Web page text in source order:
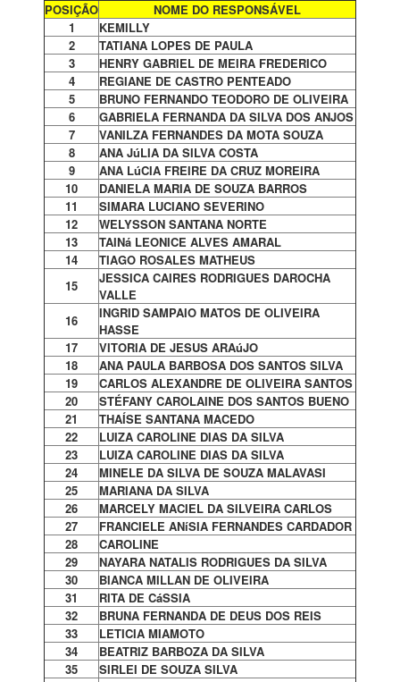
POSIÇÃO
NOME DO RESPONSÁVEL
1
KEMILLY
2
TATIANA LOPES DE PAULA
3
HENRY GABRIEL DE MEIRA FREDERICO
4
REGIANE DE CASTRO PENTEADO
5
BRUNO FERNANDO TEODORO DE OLIVEIRA
6
GABRIELA FERNANDA DA SILVA DOS ANJOS
7
VANILZA FERNANDES DA MOTA SOUZA
8
ANA JúLIA DA SILVA COSTA
9
ANA LúCIA FREIRE DA CRUZ MOREIRA
10
DANIELA MARIA DE SOUZA BARROS
11
SIMARA LUCIANO SEVERINO
12
WELYSSON SANTANA NORTE
13
TAINá LEONICE ALVES AMARAL
14
TIAGO ROSALES MATHEUS
15
JESSICA CAIRES RODRIGUES DAROCHA
VALLE
16
INGRID SAMPAIO MATOS DE OLIVEIRA
HASSE
17
VITORIA DE JESUS ARAúJO
18
ANA PAULA BARBOSA DOS SANTOS SILVA
19
CARLOS ALEXANDRE DE OLIVEIRA SANTOS
20
STÉFANY CAROLAINE DOS SANTOS BUENO
21
THAÍSE SANTANA MACEDO
22
LUIZA CAROLINE DIAS DA SILVA
23
LUIZA CAROLINE DIAS DA SILVA
24
MINELE DA SILVA DE SOUZA MALAVASI
25
MARIANA DA SILVA
26
MARCELY MACIEL DA SILVEIRA CARLOS
27
FRANCIELE ANíSIA FERNANDES CARDADOR
28
CAROLINE
29
NAYARA NATALIS RODRIGUES DA SILVA
30
BIANCA MILLAN DE OLIVEIRA
31
RITA DE CáSSIA
32
BRUNA FERNANDA DE DEUS DOS REIS
33
LETICIA MIAMOTO
34
BEATRIZ BARBOZA DA SILVA
35
SIRLEI DE SOUZA SILVA